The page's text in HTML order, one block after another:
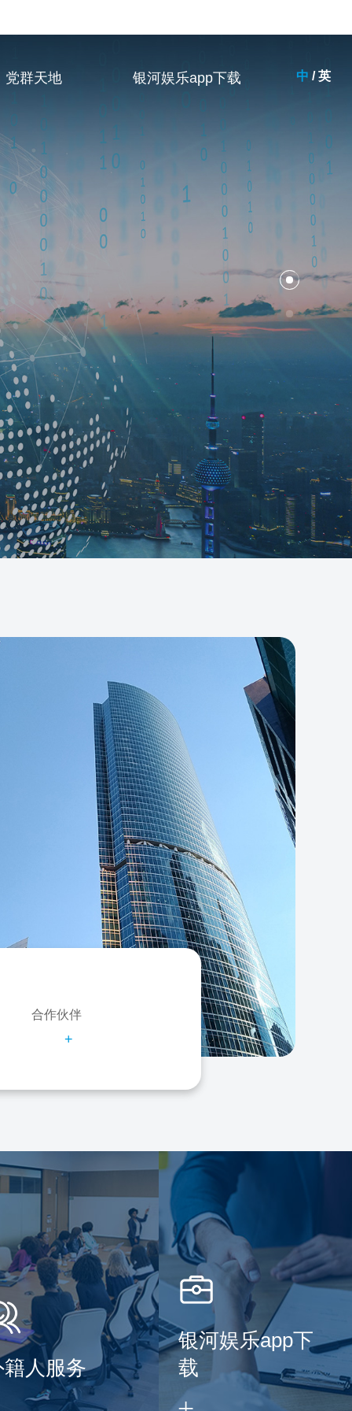
党群天地 银河娱乐app下载 中 /英
合作伙伴
+
籍人服务
银河娱乐app下
载